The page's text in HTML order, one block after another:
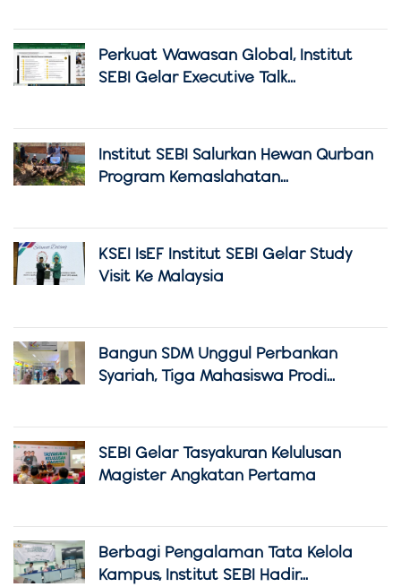
Perkuat Wawasan Global, Institut
SEBI Gelar Executive Talk...
Institut SEBI Salurkan Hewan Qurban
Program Kemaslahatan...
KSEI IsEF Institut SEBI Gelar Study
Visit Ke Malaysia
Bangun SDM Unggul Perbankan
Syariah, Tiga Mahasiswa Prodi...
SEBI Gelar Tasyakuran Kelulusan
Magister Angkatan Pertama
Berbagi Pengalaman Tata Kelola
Kampus, Institut SEBI Hadir...